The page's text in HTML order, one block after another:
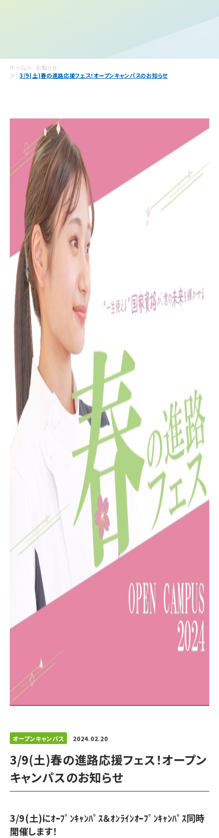
ホーム
お知らせ
3/9(土)春の進路応援フェス！オープンキャンパスのお知らせ
オープンキャンパス 2024.02.20
3/9(土)春の進路応援フェス！オープン
キャンパスのお知らせ
3/9(土)にｵｰﾌﾟﾝｷｬﾝﾊﾟｽ＆ｵﾝﾗｲﾝｵｰﾌﾟﾝｷｬﾝﾊﾟｽ同時
開催します！